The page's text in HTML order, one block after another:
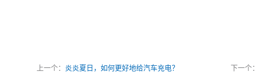
上一个： 炎炎夏日，如何更好地给汽车充电？ 下一个：